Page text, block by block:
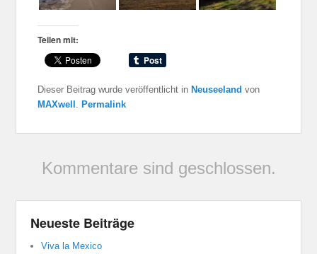
Teilen mit:
Dieser Beitrag wurde veröffentlicht in Neuseeland von
MAXwell
Permalink
Kommentare sind geschlossen.
Neueste Beiträge
Viva la Mexico